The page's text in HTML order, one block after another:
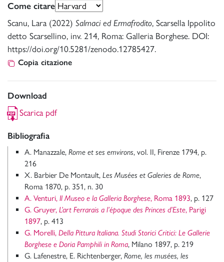
Come citare
Scanu, Lara (2022) Salmaci ed Ermafrodito, Scarsella Ippolito
detto Scarsellino, inv. 214, Roma: Galleria Borghese. DOI:
https://doi.org/10.5281/zenodo.12785427.
Copia citazione
Download
Scarica pdf
Bibliografia
A. Manazzale, Rome et ses emvirons, vol. II, Firenze 1794, p.
216
X. Barbier De Montault, Les Musées et Galeries de Rome,
Roma 1870, p. 351, n. 30
A. Venturi, Il Museo e la Galleria Borghese, Roma 1893, p. 127
G. Gruyer, L’art Ferrarais a l’époque des Princes d’Este, Parigi
1897, p. 413
G. Morelli, Della Pittura Italiana. Studi Storici Critici: Le Gallerie
Borghese e Doria Pamphili in Roma, Milano 1897, p. 219
G. Lafenestre, E. Richtenberger, Rome, les musées, les